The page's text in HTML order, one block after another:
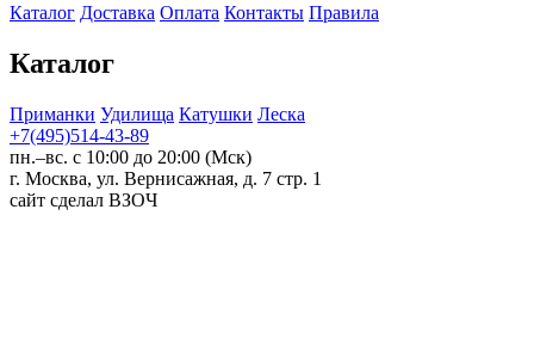
Каталог Доставка Оплата Контакты Правила
Каталог
Приманки Удилища Катушки Леска
+7(495)514-43-89
пн.–вс. с 10:00 до 20:00 (Мск)
г. Москва, ул. Вернисажная, д. 7 стр. 1
сайт сделал ВЗОЧ